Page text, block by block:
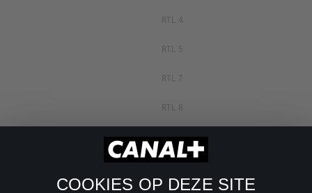
COOKIES OP DEZE SITE
RTL 4
RTL 5
RTL 7
RTL 8
RTL Z
SBS6